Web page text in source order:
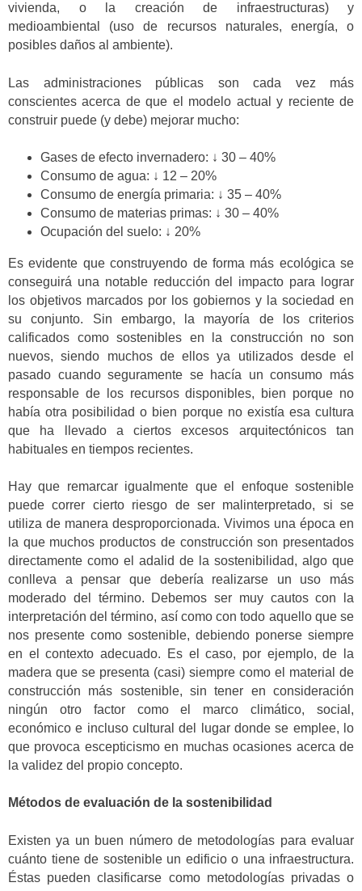
vivienda, o la creación de infraestructuras) y
medioambiental (uso de recursos naturales, energía, o
posibles daños al ambiente).
Las administraciones públicas son cada vez más
conscientes acerca de que el modelo actual y reciente de
construir puede (y debe) mejorar mucho:
Gases de efecto invernadero: ↓ 30 – 40%
Consumo de agua: ↓ 12 – 20%
Consumo de energía primaria: ↓ 35 – 40%
Consumo de materias primas: ↓ 30 – 40%
Ocupación del suelo: ↓ 20%
Es evidente que construyendo de forma más ecológica se
conseguirá una notable reducción del impacto para lograr
los objetivos marcados por los gobiernos y la sociedad en
su conjunto. Sin embargo, la mayoría de los criterios
calificados como sostenibles en la construcción no son
nuevos, siendo muchos de ellos ya utilizados desde el
pasado cuando seguramente se hacía un consumo más
responsable de los recursos disponibles, bien porque no
había otra posibilidad o bien porque no existía esa cultura
que ha llevado a ciertos excesos arquitectónicos tan
habituales en tiempos recientes.
Hay que remarcar igualmente que el enfoque sostenible
puede correr cierto riesgo de ser malinterpretado, si se
utiliza de manera desproporcionada. Vivimos una época en
la que muchos productos de construcción son presentados
directamente como el adalid de la sostenibilidad, algo que
conlleva a pensar que debería realizarse un uso más
moderado del término. Debemos ser muy cautos con la
interpretación del término, así como con todo aquello que se
nos presente como sostenible, debiendo ponerse siempre
en el contexto adecuado. Es el caso, por ejemplo, de la
madera que se presenta (casi) siempre como el material de
construcción más sostenible, sin tener en consideración
ningún otro factor como el marco climático, social,
económico e incluso cultural del lugar donde se emplee, lo
que provoca escepticismo en muchas ocasiones acerca de
la validez del propio concepto.
Métodos de evaluación de la sostenibilidad
Existen ya un buen número de metodologías para evaluar
cuánto tiene de sostenible un edificio o una infraestructura.
Éstas pueden clasificarse como metodologías privadas o